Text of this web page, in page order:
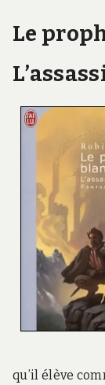
Le
qu’il élève